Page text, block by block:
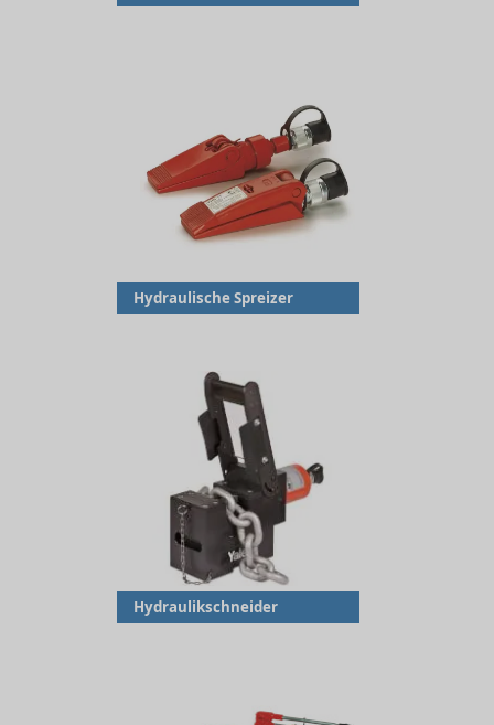
Hydraulische Spreizer
Hydraulikschneider